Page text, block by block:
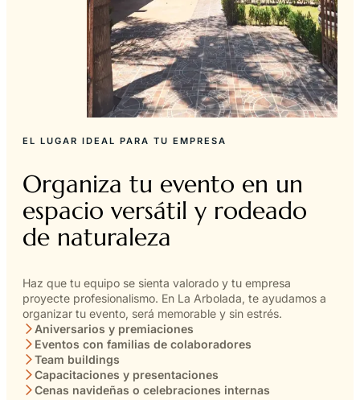
EL LUGAR IDEAL PARA TU EMPRESA
Organiza tu evento en un
espacio versátil y rodeado
de naturaleza
Haz que tu equipo se sienta valorado y tu empresa
proyecte profesionalismo. En La Arbolada, te ayudamos a
organizar tu evento, será memorable y sin estrés.
Aniversarios y premiaciones
Eventos con familias de colaboradores
Team buildings
Capacitaciones y presentaciones
Cenas navideñas o celebraciones internas